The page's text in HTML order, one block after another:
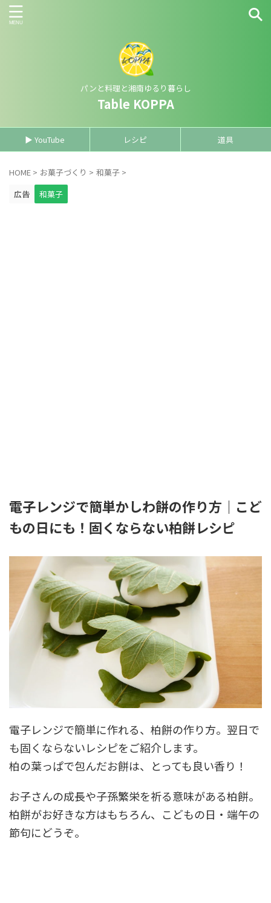
パンと料理と湘南ゆるり暮らし
Table KOPPA
▶ YouTube レシピ 道具
HOME > お菓子づくり > 和菓子 >
広告
和菓子
電子レンジで簡単かしわ餅の作り方｜こど
もの日にも！固くならない柏餅レシピ
電子レンジで簡単に作れる、柏餅の作り方。翌日で
も固くならないレシピをご紹介します。
柏の葉っぱで包んだお餅は、とっても良い香り！
お子さんの成長や子孫繁栄を祈る意味がある柏餅。
柏餅がお好きな方はもちろん、こどもの日・端午の
節句にどうぞ。